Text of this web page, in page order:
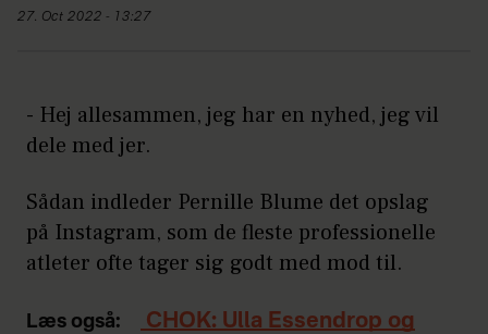
27. Oct 2022 - 13:27
- Hej allesammen, jeg har en nyhed, jeg vil
dele med jer.
Sådan indleder Pernille Blume det opslag
på Instagram, som de fleste professionelle
atleter ofte tager sig godt med mod til.
Læs også:
CHOK: Ulla Essendrop og